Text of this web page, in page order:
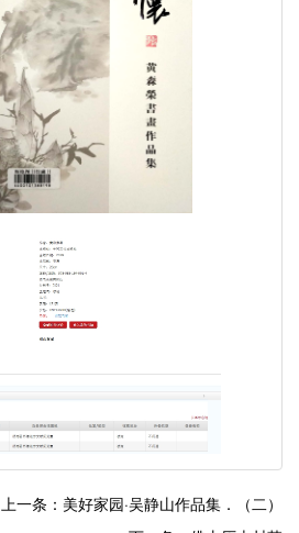
上一条：美好家园·吴静山作品集．（二）